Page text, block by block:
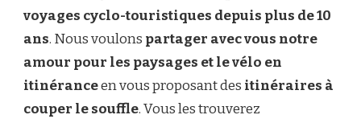
voyages cyclo-touristiques depuis plus de 10
ans. Nous voulons partager avec vous notre
amour pour les paysages et le vélo en
itinéranceen vous proposant des itinéraires à
couper le souffle. Vous les trouverez